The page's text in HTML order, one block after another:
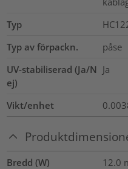
Typ
Typ av förpackn.
påse
UV-stabiliserad (Ja/N
ej)
Ja
Vikt/enhet
Bredd (W) 12.0